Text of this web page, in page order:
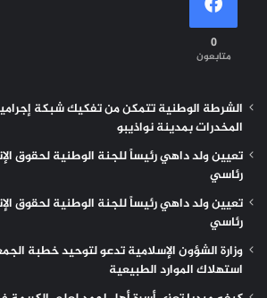
0
متابعون
الشرطة الوطنية تتمكن من تفكيك شبكة
المخدرات بمدينة نواذيبو
تعيين ولد داهي رئيساً للجنة الوطنية لحقوق
رئاسي
تعيين ولد داهي رئيساً للجنة الوطنية لحقوق
رئاسي
وزارة الشؤون الإسلامية تدعو لتوحيد خطبة
استهلاك الموارد الطبيعية